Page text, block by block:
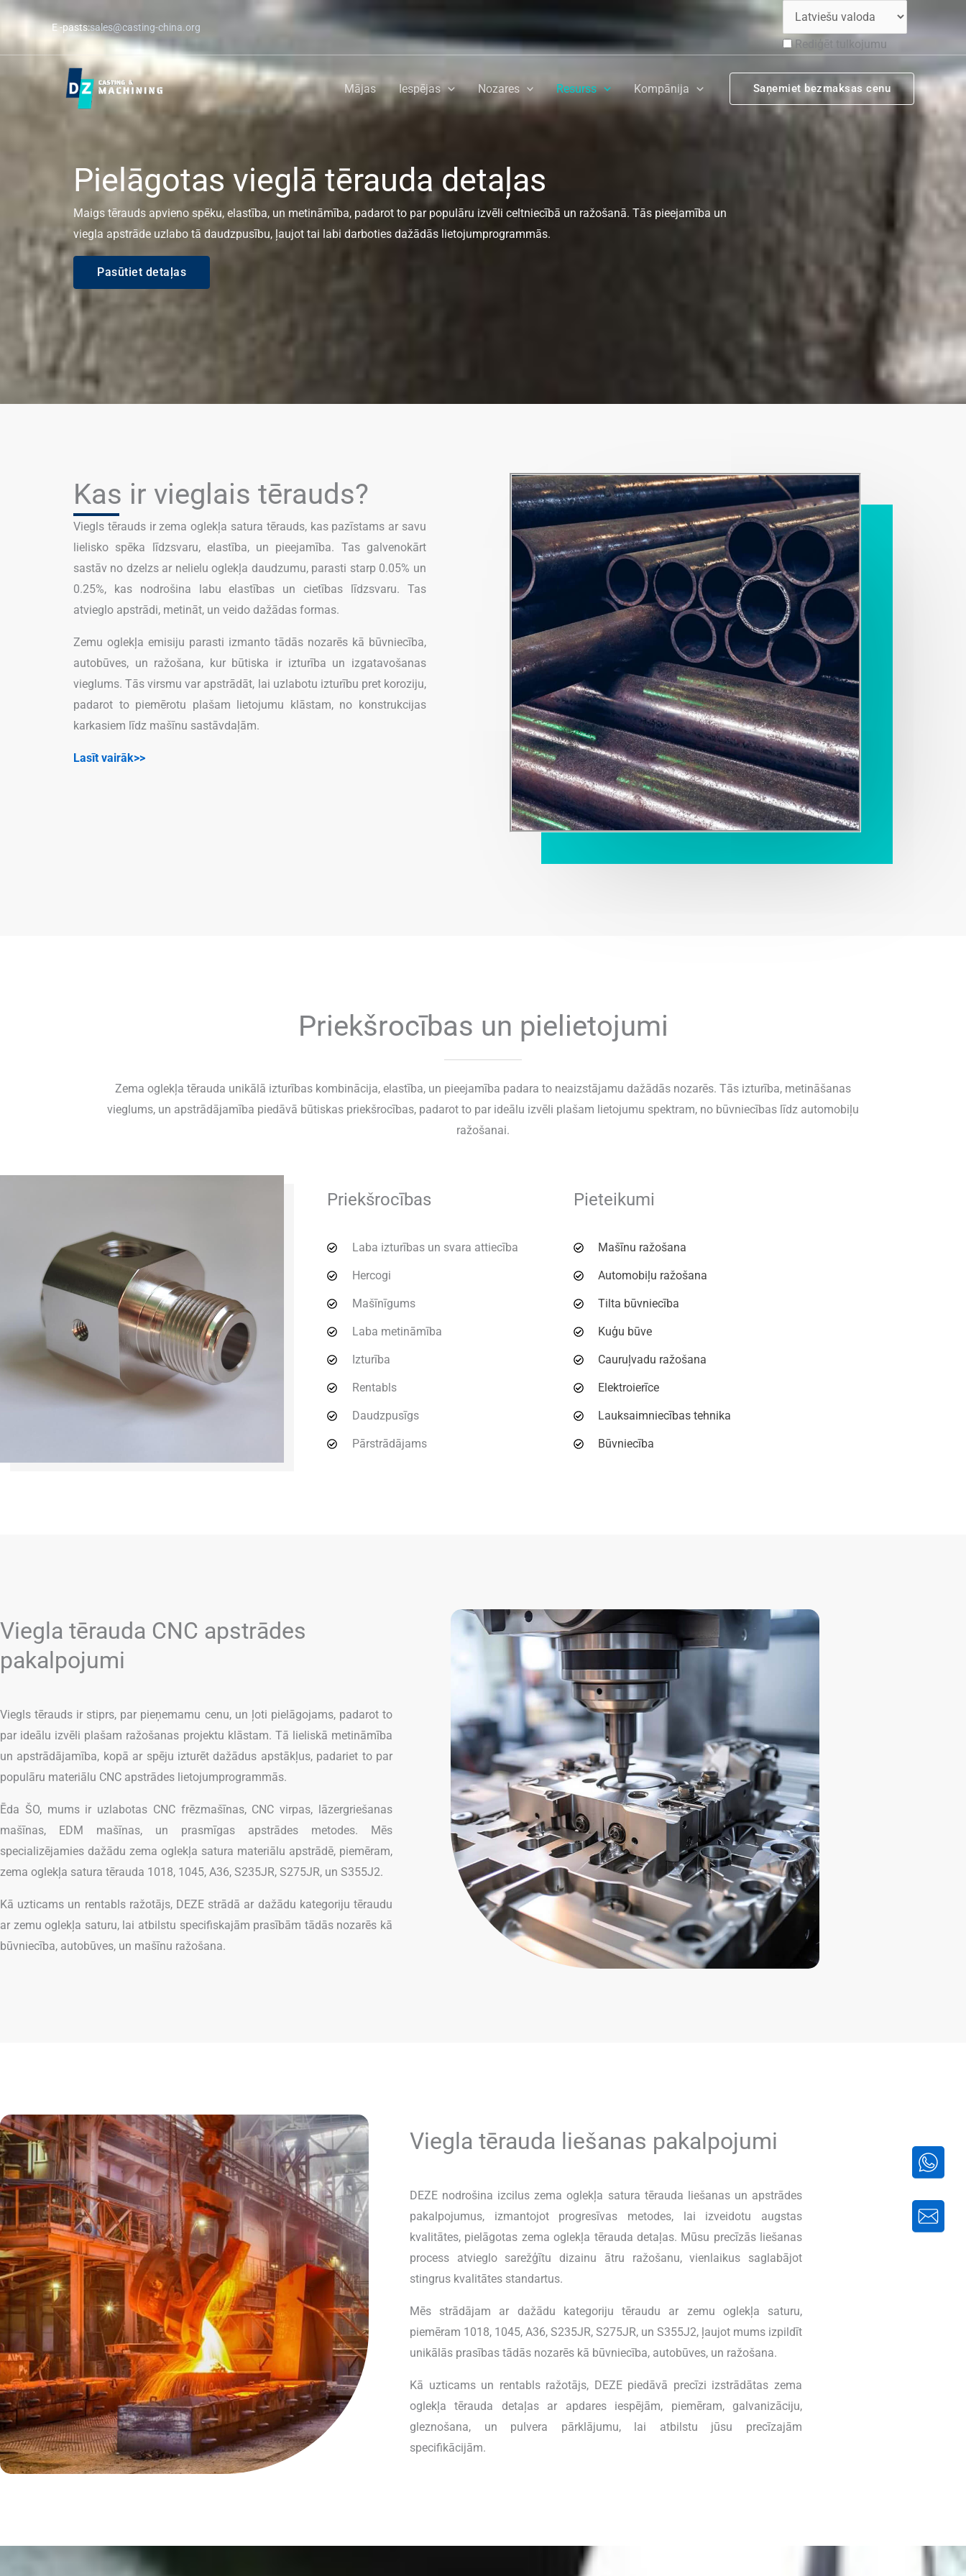
Pārlejiet
saturu
E -pasts:sales@casting-china.org
Rediģēt tulkojumu
Mājas Iespējas Nozares Resurss Kompānija Saņemiet bezmaksas cenu
Pielāgotas vieglā tērauda detaļas
Maigs tērauds apvieno spēku, elastība, un metināmība, padarot to par populāru izvēli celtniecībā un ražošanā. Tās pieejamība un
viegla apstrāde uzlabo tā daudzpusību, ļaujot tai labi darboties dažādās lietojumprogrammās.
Pasūtiet detaļas
Kas ir vieglais tērauds?
Viegls tērauds ir zema oglekļa satura tērauds, kas pazīstams ar savu
lielisko spēka līdzsvaru, elastība, un pieejamība. Tas galvenokārt
sastāv no dzelzs ar nelielu oglekļa daudzumu, parasti starp 0.05% un
0.25%, kas nodrošina labu elastības un cietības līdzsvaru. Tas
atvieglo apstrādi, metināt, un veido dažādas formas.
Zemu oglekļa emisiju parasti izmanto tādās nozarēs kā būvniecība,
autobūves, un ražošana, kur būtiska ir izturība un izgatavošanas
vieglums. Tās virsmu var apstrādāt, lai uzlabotu izturību pret koroziju,
padarot to piemērotu plašam lietojumu klāstam, no konstrukcijas
karkasiem līdz mašīnu sastāvdaļām.
Lasīt vairāk>>
Priekšrocības un pielietojumi
Zema oglekļa tērauda unikālā izturības kombinācija, elastība, un pieejamība padara to neaizstājamu dažādās nozarēs. Tās izturība, metināšanas
vieglums, un apstrādājamība piedāvā būtiskas priekšrocības, padarot to par ideālu izvēli plašam lietojumu spektram, no būvniecības līdz automobiļu
ražošanai.
Priekšrocības
Laba izturības un svara attiecība
Hercogi
Mašīnīgums
Laba metināmība
Izturība
Rentabls
Daudzpusīgs
Pārstrādājams
Pieteikumi
Mašīnu ražošana
Automobiļu ražošana
Tilta būvniecība
Kuģu būve
Cauruļvadu ražošana
Elektroierīce
Lauksaimniecības tehnika
Būvniecība
Viegla tērauda CNC apstrādes
pakalpojumi
Viegls tērauds ir stiprs, par pieņemamu cenu, un ļoti pielāgojams, padarot to
par ideālu izvēli plašam ražošanas projektu klāstam. Tā lieliskā metināmība
un apstrādājamība, kopā ar spēju izturēt dažādus apstākļus, padariet to par
populāru materiālu CNC apstrādes lietojumprogrammās.
Ēda ŠO, mums ir uzlabotas CNC frēzmašīnas, CNC virpas, lāzergriešanas
mašīnas, EDM mašīnas, un prasmīgas apstrādes metodes. Mēs
specializējamies dažādu zema oglekļa satura materiālu apstrādē, piemēram,
zema oglekļa satura tērauda 1018, 1045, A36, S235JR, S275JR, un S355J2.
Kā uzticams un rentabls ražotājs, DEZE strādā ar dažādu kategoriju tēraudu
ar zemu oglekļa saturu, lai atbilstu specifiskajām prasībām tādās nozarēs kā
būvniecība, autobūves, un mašīnu ražošana.
Viegla tērauda liešanas pakalpojumi
DEZE nodrošina izcilus zema oglekļa satura tērauda liešanas un apstrādes
pakalpojumus, izmantojot progresīvas metodes, lai izveidotu augstas
kvalitātes, pielāgotas zema oglekļa tērauda detaļas. Mūsu precīzās liešanas
process atvieglo sarežģītu dizainu ātru ražošanu, vienlaikus saglabājot
stingrus kvalitātes standartus.
Mēs strādājam ar dažādu kategoriju tēraudu ar zemu oglekļa saturu,
piemēram 1018, 1045, A36, S235JR, S275JR, un S355J2, ļaujot mums izpildīt
unikālās prasības tādās nozarēs kā būvniecība, autobūves, un ražošana.
Kā uzticams un rentabls ražotājs, DEZE piedāvā precīzi izstrādātas zema
oglekļa tērauda detaļas ar apdares iespējām, piemēram, galvanizāciju,
gleznošana, un pulvera pārklājumu, lai atbilstu jūsu precīzajām
specifikācijām.